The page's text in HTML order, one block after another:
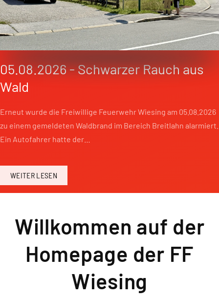
05.08.2026 - Schwarzer Rauch aus
Wald
Erneut wurde die Freiwillige Feuerwehr Wiesing am 05.08.2026
zu einem gemeldeten Waldbrand im Bereich Breitlahn alarmiert.
Ein Autofahrer hatte der…
WEITER LESEN
Willkommen auf der
Homepage der FF
Wiesing